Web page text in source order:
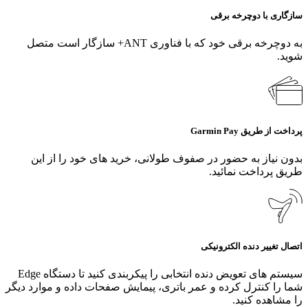
سازگاری با دوچرخه برقی
به دوچرخه برقی خود که با فناوری ANT+ سازگار است متصل
شوید.
پرداخت از طریق Garmin Pay
بدون نیاز به حضور در صفوف طولانی، خرید های خود را از این
طریق پرداخت نمائید.
اتصال تغییر دنده الکترونیکی
سیستم‌ های تعویض دنده انتخابی را پیکربندی کنید تا دستگاه Edge
شما را کنترل کرده و عمر باتری، پیمایش صفحات داده و موارد دیگر
را مشاهده کنید.